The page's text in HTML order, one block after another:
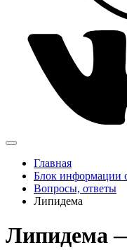
Главная
Блок информации
Вопросы, ответы
Липидема
Липидема